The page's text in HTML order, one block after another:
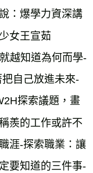
：爆學力資深講
女王宣茹
越知道為何而學-
自己放進未來-
探索議題，畫
羨的工作或許不
涯-探索職業：讓
要知道的三件事-